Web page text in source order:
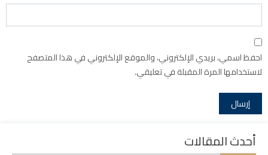
احفظ اسمي، بريدي الإلكتروني، والموقع الإلكتروني في هذا المتصفح
لاستخدامها المرة المقبلة في تعليقي.
أحدث المقالات